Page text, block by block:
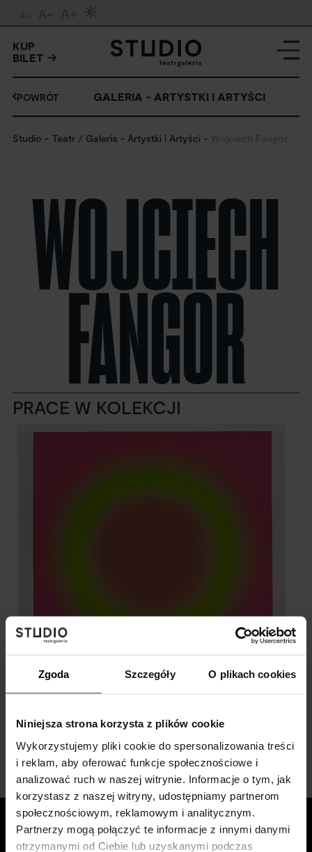
Zgoda Szczegóły O plikach cookies
Niniejsza strona korzysta z plików cookie
Wykorzystujemy pliki cookie do spersonalizowania treści
i reklam, aby oferować funkcje społecznościowe i
analizować ruch w naszej witrynie. Informacje o tym, jak
korzystasz z naszej witryny, udostępniamy partnerom
społecznościowym, reklamowym i analitycznym.
Partnerzy mogą połączyć te informacje z innymi danymi
otrzymanymi od Ciebie lub uzyskanymi podczas
KUP
BILET
POWRÓT GALERIA - ARTYSTKI I ARTYŚCI
Studio Teatr / Galeria - Artystki i Artyści
WOJCIECH
FANGOR
PRACE W KOLEKCJI
M 50
Wojciech Fangor
STUDIO BILETY